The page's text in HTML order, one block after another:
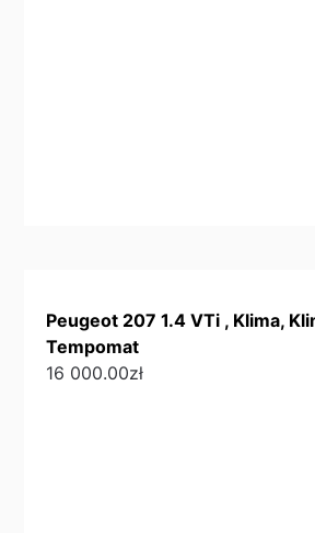
Peugeot 207 1.4 VTi , Klima,
Tempomat
16 000.00zł